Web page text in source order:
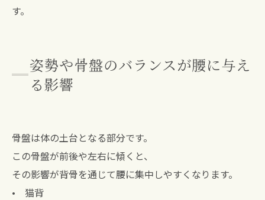
す。
姿勢や骨盤のバランスが腰に与え
る影響
骨盤は体の土台となる部分です。
この骨盤が前後や左右に傾くと、
その影響が背骨を通じて腰に集中しやすくなります。
• 猫背